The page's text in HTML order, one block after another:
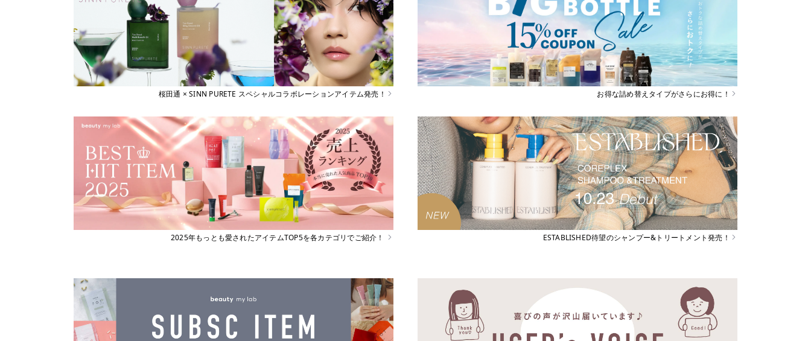
桜田通 × SINN PURETE スペシャルコラボレーションアイテム発売！ お得な詰め替えタイプがさらにお得に！
2025年もっとも愛されたアイテムTOP5を各カテゴリでご紹介！ ESTABLISHED待望のシャンプー&トリートメント発売！